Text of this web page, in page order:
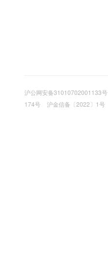
沪公网安备31010702001133号
174号
沪金信备〔2022〕1号